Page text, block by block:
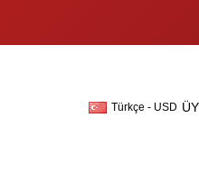
Türkçe - USD